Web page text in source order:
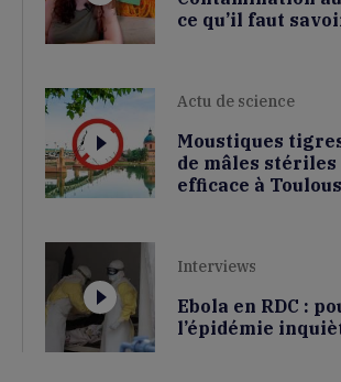
ce qu’il faut
Actu de science
Moustiques
de mâles
efficace à
Interviews
Ebola en RDC :
l’épidémie